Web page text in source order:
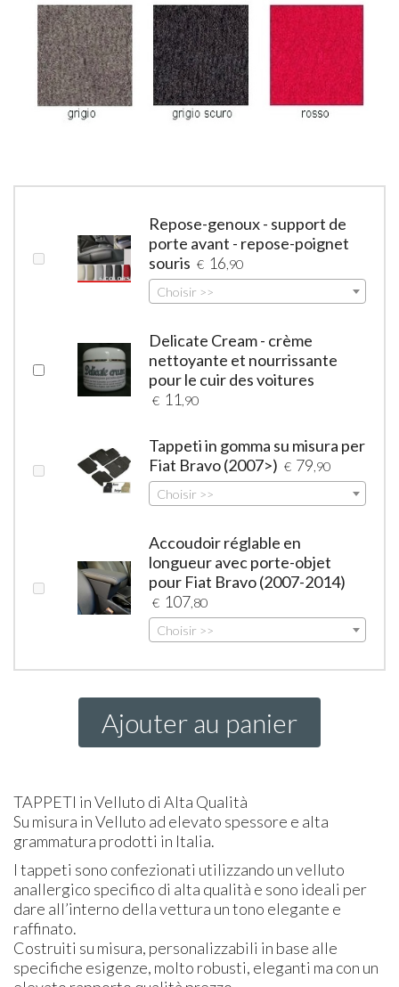
Repose-genoux - support de
porte avant - repose-poignet
souris € 16 ,90
Choisir >>
Delicate Cream - crème
nettoyante et nourrissante
pour le cuir des voitures
€ 11 ,90
Tappeti in gomma su misura per
Fiat Bravo (2007>) € 79 ,90
Choisir >>
Accoudoir réglable en
longueur avec porte-objet
pour Fiat Bravo (2007-2014)
€ 107 ,80
Choisir >>
Ajouter au panier
TAPPETI in Velluto di Alta Qualità
Su misura in Velluto ad elevato spessore e alta
grammatura prodotti in Italia.
I tappeti sono confezionati utilizzando un velluto
anallergico specifico di alta qualità e sono ideali per
dare all’interno della vettura un tono elegante e
raffinato.
Costruiti su misura, personalizzabili in base alle
specifiche esigenze, molto robusti, eleganti ma con un